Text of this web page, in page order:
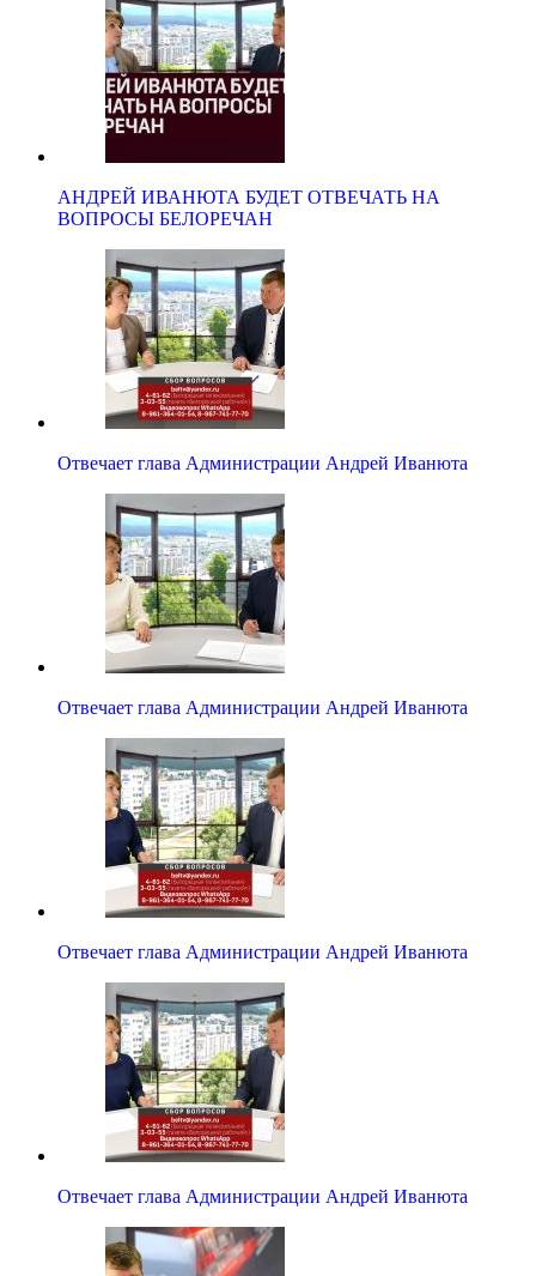
АНДРЕЙ ИВАНЮТА БУДЕТ ОТВЕЧАТЬ НА
ВОПРОСЫ БЕЛОРЕЧАН
Отвечает глава Администрации Андрей Иванюта
Отвечает глава Администрации Андрей Иванюта
Отвечает глава Администрации Андрей Иванюта
Отвечает глава Администрации Андрей Иванюта